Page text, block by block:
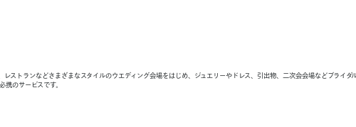
サ
ストランなどさまざまなスタイルのウエディング会場をはじめ、ジュエリーやドレス、引出物、二次会会場などブライ
のサービスです。